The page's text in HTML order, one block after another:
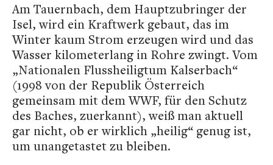
Am Tauernbach, dem Hauptzubringer der
Isel, wird ein Kraftwerk gebaut, das im
Winter kaum Strom erzeugen wird und das
Wasser kilometerlang in Rohre zwingt. Vom
„Nationalen Flussheiligtum Kalserbach“
(1998 von der Republik Österreich
gemeinsam mit dem WWF, für den Schutz
des Baches, zuerkannt), weiß man aktuell
gar nicht, ob er wirklich „heilig“ genug ist,
um unangetastet zu bleiben.